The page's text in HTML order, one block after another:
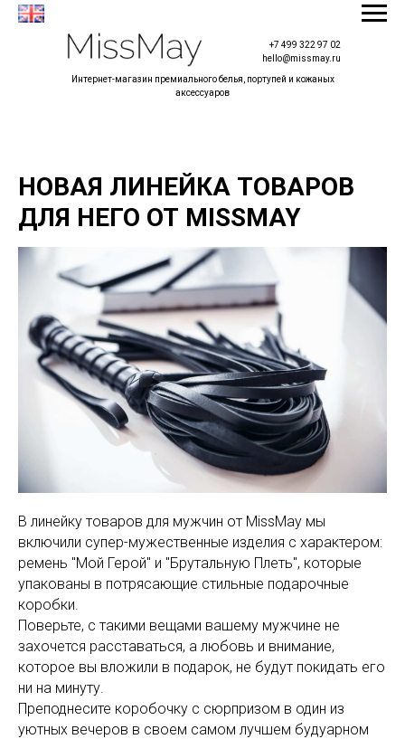
Интернет-магазин премиального белья, портупей и кожаных
аксессуаров
+7 499 322 97 02
hello@missmay.ru
НОВАЯ ЛИНЕЙКА ТОВАРОВ
ДЛЯ НЕГО ОТ MISSMAY
В линейку товаров для мужчин от MissMay мы
включили супер-мужественные изделия с характером:
ремень "Мой Герой" и "Брутальную Плеть", которые
упакованы в потрясающие стильные подарочные
коробки.
Поверьте, с такими вещами вашему мужчине не
захочется расставаться, а любовь и внимание,
которое вы вложили в подарок, не будут покидать его
ни на минуту.
Преподнесите коробочку с сюрпризом в один из
уютных вечеров в своем самом лучшем будуарном